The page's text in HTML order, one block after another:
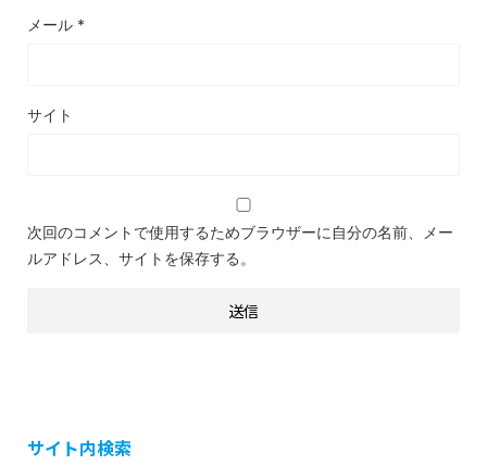
メール *
サイト
次回のコメントで使用するためブラウザーに自分の名前、メー
ルアドレス、サイトを保存する。
サイト内検索